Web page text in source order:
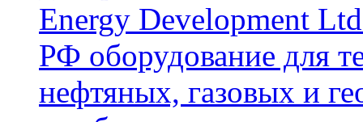
Energy Development
РФ оборудование для
нефтяных, газовых и